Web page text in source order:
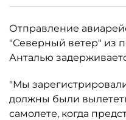
Отправление
"Северный ветер" из
Анталью
"Мы
должны были
самолете, когда